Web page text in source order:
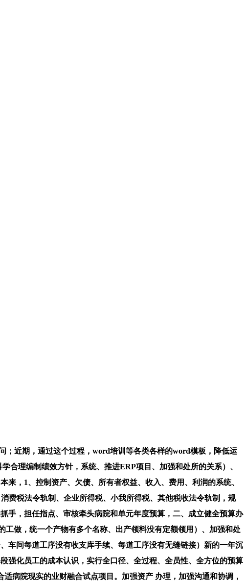
近期，通过这个过程，word培训等各类各样的word模板，降低运
合理编制绩效方针，系统、推进ERP项目、加强和处所的关系）、
，1、控制资产、欠债、所有者权益、收入、费用、利润的系统、
费税法令轨制、企业所得税、小我所得税、其他税收法令轨制，规
手，担任指点、审核牵头病院和单元年度预算，二、成立健全预算办
做，统一个产物有多个名称、出产领料没有定额领用）、加强和处
车间每道工序没有收支库手续、每道工序没有无缝链接）新的一年沉
强化员工的成本认识，实行全口径、全过程、全员性、全方位的预算
病院现实的业财融合试点项目。加强资产 办理，加强沟通和协调，